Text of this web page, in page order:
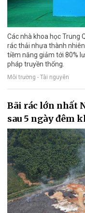
Các nhà khoa học Trung
rác thải nhựa thành
tiềm năng giảm tới 80%
pháp truyền thống.
Môi trường - Tài nguyên
Bãi rác lớn nhất
sau 5 ngày đêm